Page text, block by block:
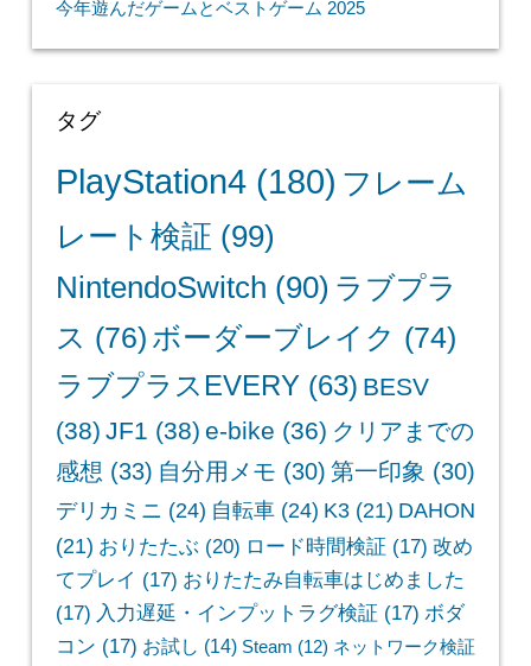
今年遊んだゲームとベストゲーム 2025
タグ
PlayStation4(180) フレーム
レート検証 (99)
NintendoSwitch (90) ラブプラ
ス (76) ボーダーブレイク (74)
ラブプラスEVERY(63) BESV
(38) JF1 (38) e-bike (36) クリアまでの
感想 (33) 自分用メモ (30) 第一印象 (30)
デリカミニ (24) 自転車(24) K3(21) DAHON
(21) おりたたぶ (20) ロード時間検証 (17) 改め
てプレイ (17) おりたたみ自転車はじめました
(17) 入力遅延・インプットラグ検証 (17) ボダ
コン (17) お試し (14) Steam (12) ネットワーク検証